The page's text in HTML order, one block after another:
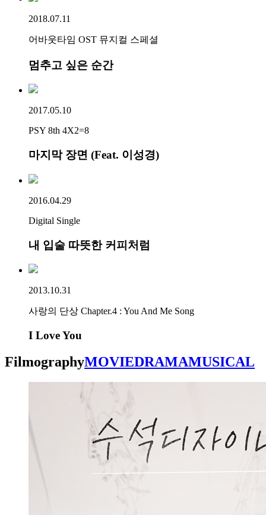
2018.07.11
어바웃타임 OST 뮤지컬 스페셜
멈추고 싶은 순간
2017.05.10
PSY 8th 4X2=8
마지막 장면 (Feat. 이성경)
2016.04.29
Digital Single
내 입술 따뜻한 커피처럼
2013.10.31
사랑의 단상 Chapter.4 : You And Me Song
I Love You
FilmographyMOVIEDRAMAMUSICAL